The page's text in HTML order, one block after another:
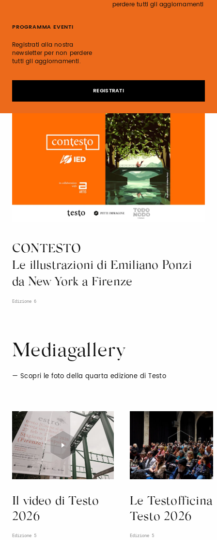
perdere tutti gli aggiornamenti
PROGRAMMA EVENTI
Registrati alla nostra
newsletter per non perdere
tutti gli aggiornamenti.
REGISTRATI
CONTESTO
Le illustrazioni di Emiliano Ponzi
da New York a Firenze
Edizione 6
Mediagallery
Scopri le foto della quarta edizione di Testo
Il video di Testo
2026
Edizione 5
Le Testofficina
Testo 2026
Edizione 5